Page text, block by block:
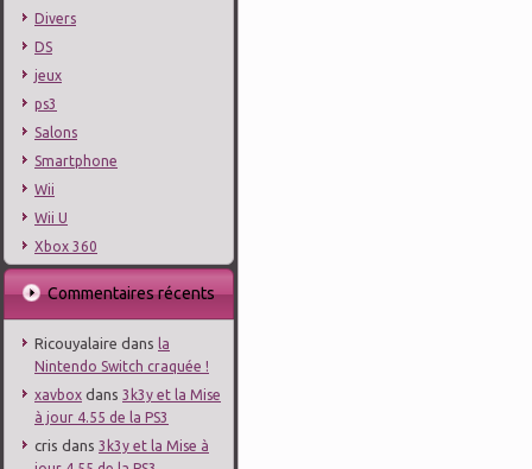
Divers
DS
jeux
ps3
Salons
Smartphone
Wii
Wii U
Xbox 360
Commentaires récents
Ricouyalaire dans la
Nintendo Switch craquée !
xavbox dans 3k3y et la Mise
à jour 4.55 de la PS3
cris dans 3k3y et la Mise à